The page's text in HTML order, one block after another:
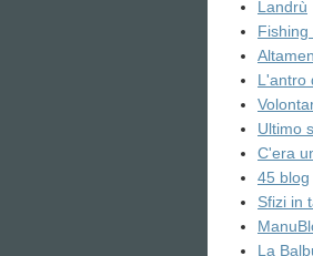
Landrù
Fishing
L'antro
Ultimo
C'era
45 blog
Sfizi in
La